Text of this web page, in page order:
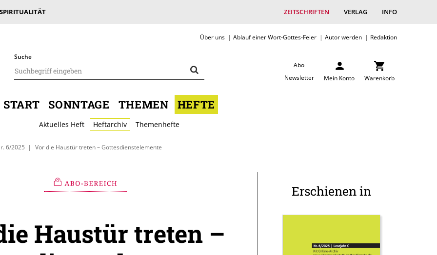
ZEITSCHRIFTEN VERLAG INFO
Über uns Ablauf einer Wort-Gottes-Feier Autor werden Redaktion
Suche
Abo
Newsletter
Mein Konto Warenkorb
START SONNTAGE THEMEN HEFTE
Aktuelles Heft Heftarchiv Themenhefte
6/2025 Vor die Haustür treten – Gottesdienstelemente
Haustür treten –
Erschienen in